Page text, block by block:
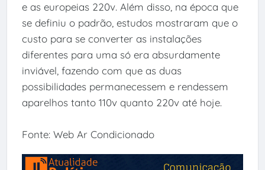
e as europeias 220v. Além disso, na época que
se definiu o padrão, estudos mostraram que o
custo para se converter as instalações
diferentes para uma só era absurdamente
inviável, fazendo com que as duas
possibilidades permanecessem e rendessem
aparelhos tanto 110v quanto 220v até hoje.
Fonte: Web Ar Condicionado